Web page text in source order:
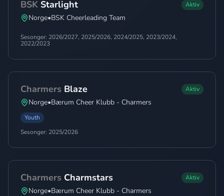
BSK Starlight Aktiv
Norge•BSK Cheerleading Team
Sesonger: 2026/2027, 2025/2026, 2024/2025, 2023/2024,
2022/2023
Charmers Blaze Aktiv
Norge•Bærum Cheer Klubb - Charmers
Youth
Sesonger: 2025/2026
Charmers Charmstars Aktiv
Norge•Bærum Cheer Klubb - Charmers